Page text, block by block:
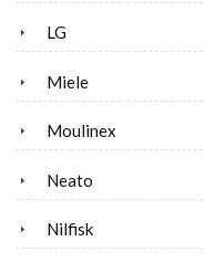
LG
Miele
Moulinex
Neato
Nilfisk